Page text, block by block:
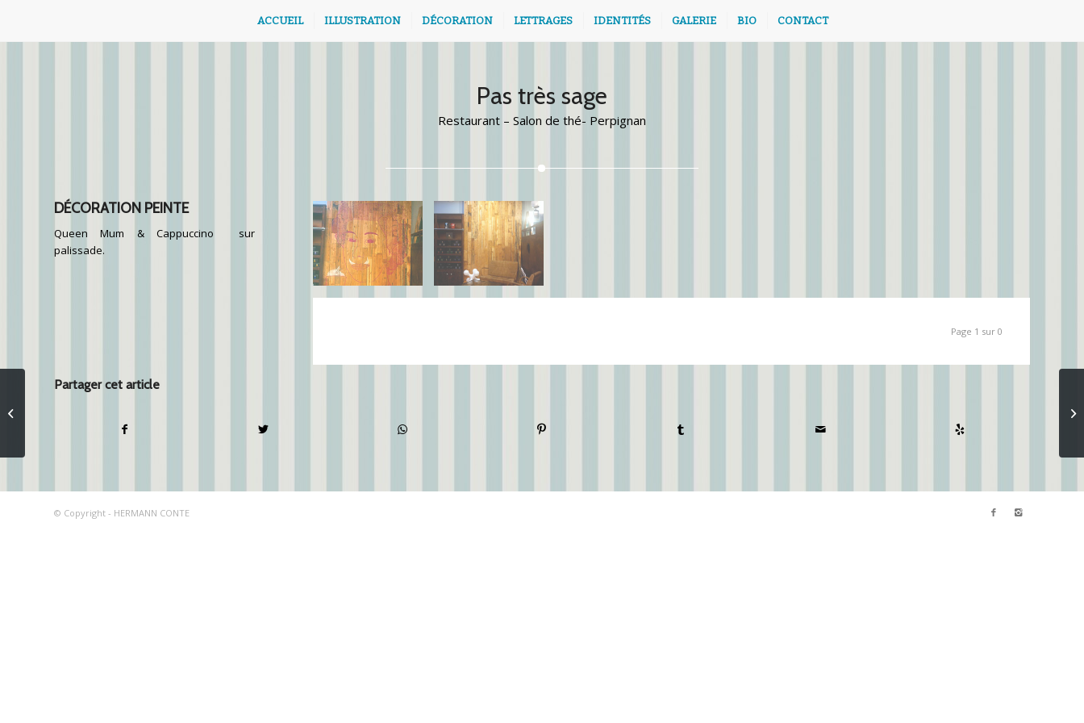
ACCUEIL ILLUSTRATION DÉCORATION LETTRAGES IDENTITÉS GALERIE BIO CONTACT
Pas très sage
Restaurant – Salon de thé- Perpignan
DÉCORATION PEINTE
Queen Mum & Cappuccino sur
palissade.
Page 1 sur 0
Partager cet article
© Copyright - HERMANN CONTE